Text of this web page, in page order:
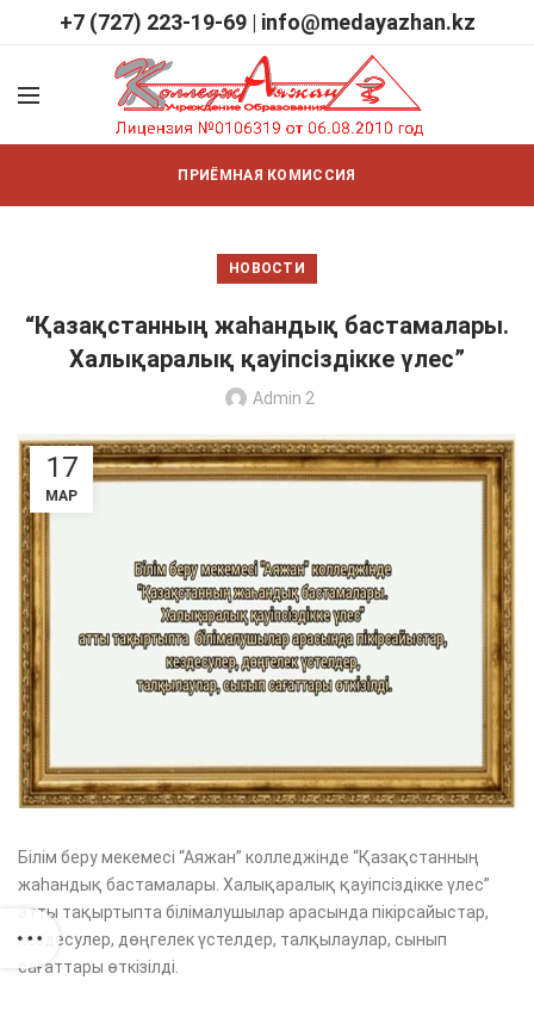
+7 (727) 223-19-69| info@medayazhan.kz
ПРИЁМНАЯ КОМИССИЯ
НОВОСТИ
“Қазақстанның жаһандық бастамалары.
Халықаралық қауіпсіздікке үлес”
Admin 2
17
МАР
Білім беру мекемесі “Аяжан” колледжінде “Қазақстанның
жаһандық бастамалары. Халықаралық қауіпсіздікке үлес”
атты тақыртыпта білімалушылар арасында пікірсайыстар,
кездесулер, дөңгелек үстелдер, талқылаулар, сынып
сағаттары өткізілді.